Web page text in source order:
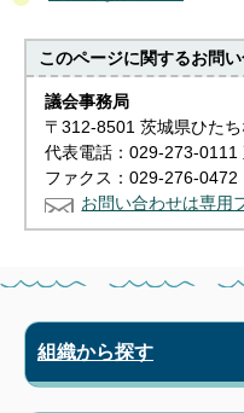
このページに関するお問
議会事務局
〒312-8501 茨城県ひた
代表電話：029-273-
ファクス：029-276-0472
お問い合わせは専用
組織から探す